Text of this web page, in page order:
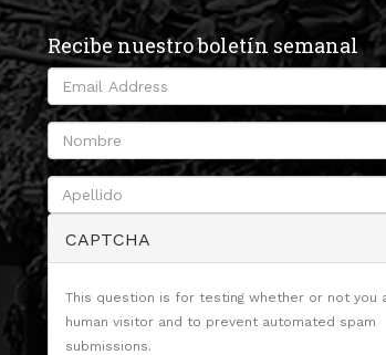
Recibe nuestro boletín semanal
CAPTCHA
This question is for testing whether or not you
human visitor and to prevent automated spam
submissions.